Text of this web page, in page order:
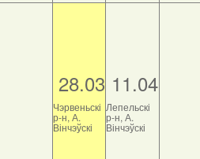
28.03
Чэрвеньскі
р-н, А.
Вінчэўскі
11.04
Лепельскі
р-н, А.
Вінчэўскі